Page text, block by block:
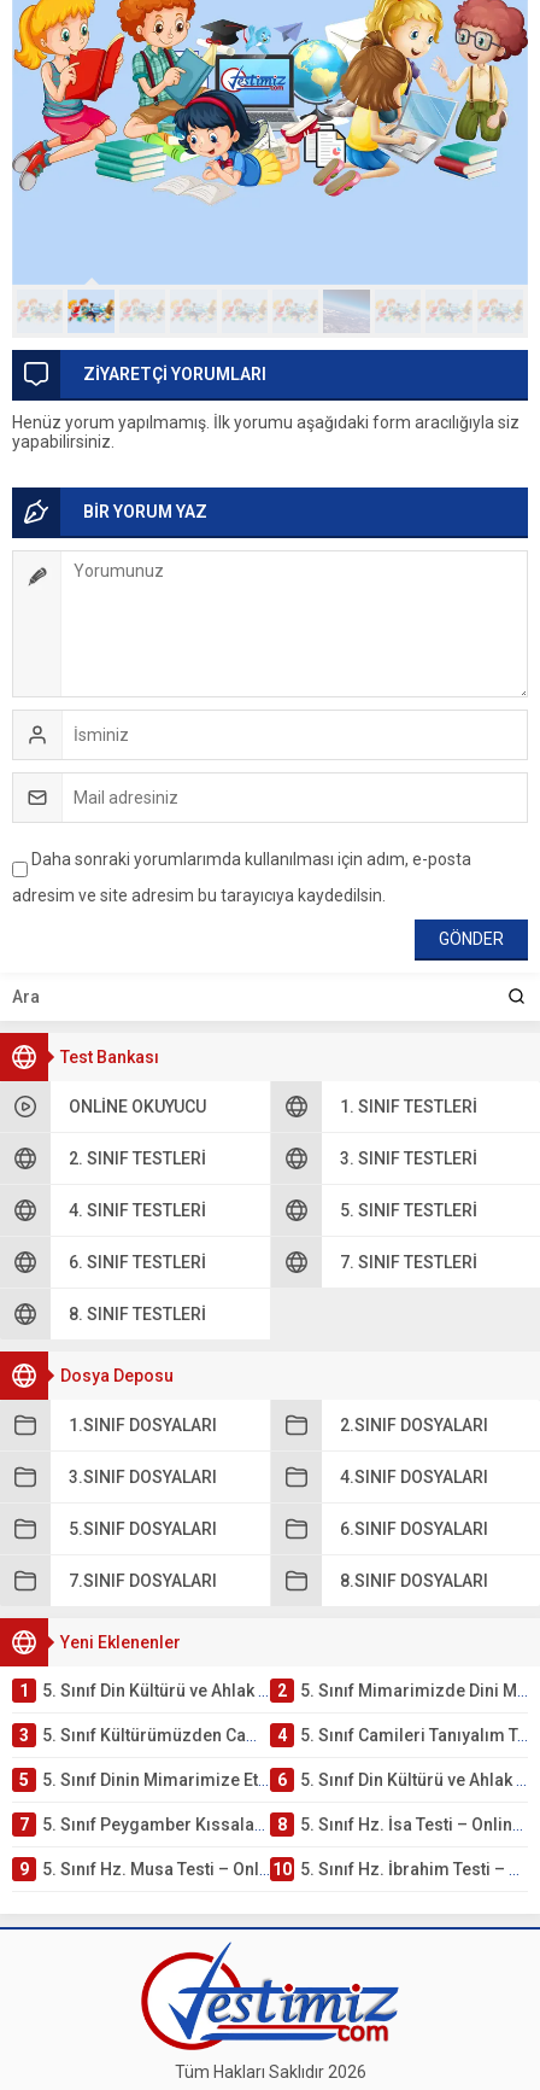
Test Bankası
ONLINE OKUYUCU 1. SINIF TESTLERI
2. SINIF TESTLERI 3. SINIF TESTLERI
4. SINIF TESTLERI 5. SINIF TESTLERI
6. SINIF TESTLERI 7. SINIF TESTLERI
8. SINIF TESTLERI
Dosya Deposu
1.SINIF DOSYALARI 2.SINIF DOSYALARI
3.SINIF DOSYALARI 4.SINIF DOSYALARI
5.SINIF DOSYALARI 6.SINIF DOSYALARI
7.SINIF DOSYALARI 8.SINIF DOSYALARI
Yeni Eklenenler
1 5. Sınıf Din Kültürü ve Ahlak Bilgisi 4. Ünite: Mimarimizde Dini Motifler Çalışmaları 2 5. Sınıf Mimarimizde Dini Motifler Ünite Testi – Online Çöz
3 5. Sınıf Kültürümüzden Cami Örnekleri Testi – Online Çöz 4 5. Sınıf Camileri Tanıyalım Testi – Online Çöz
5 5. Sınıf Dinin Mimarimize Etkisi Testi – Online Çöz 6 5. Sınıf Din Kültürü ve Ahlak Bilgisi 4. Ünite: Peygamber Kıssaları Çalışmaları
7 5. Sınıf Peygamber Kıssaları Ünite Testi – Online Çöz 8 5. Sınıf Hz. İsa Testi – Online Çöz
9 5. Sınıf Hz. Musa Testi – Online Çöz 10 5. Sınıf Hz. İbrahim Testi – Online Çöz
ZİYARETÇİ YORUMLARI
Henüz yorum yapılmamış. İlk yorumu aşağıdaki form aracılığıyla siz
yapabilirsiniz.
BİR YORUM YAZ
Daha sonraki yorumlarımda kullanılması için adım, e-posta
adresim ve site adresim bu tarayıcıya kaydedilsin.
Tüm Hakları Saklıdır 2026